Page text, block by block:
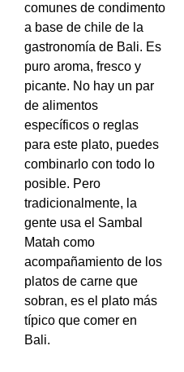
comunes de condimento
a base de chile de la
gastronomía de Bali. Es
puro aroma, fresco y
picante. No hay un par
de alimentos
específicos o reglas
para este plato, puedes
combinarlo con todo lo
posible. Pero
tradicionalmente, la
gente usa el Sambal
Matah como
acompañamiento de los
platos de carne que
sobran, es el plato más
típico que comer en
Bali.